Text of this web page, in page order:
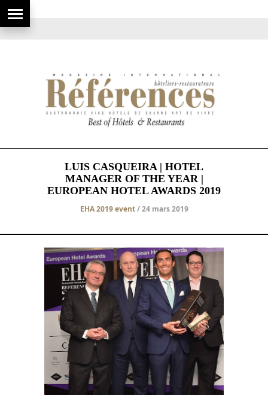
LUIS CASQUEIRA | HOTEL
MANAGER OF THE YEAR |
EUROPEAN HOTEL AWARDS 2019
EHA 2019 event/ 24 mars 2019